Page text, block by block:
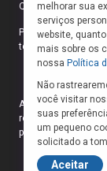
Quais peças estão
Para responder a
teatrais do
As informações
responsabilidade
pela atualização
melhorar sua
serviços
website,
mais sobre os
nossa Política
Não
você visitar
suas
um pequeno
solicitado a
Aceitar